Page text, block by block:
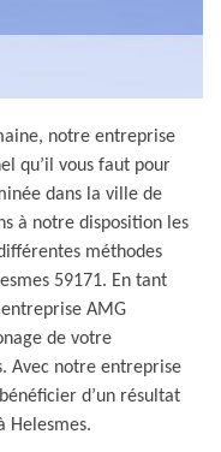
notre entreprise
qu’il vous faut pour
dans la ville de
à notre disposition les
méthodes
59171. En tant
AMG
de votre
Avec notre entreprise
d’un résultat
Helesmes.